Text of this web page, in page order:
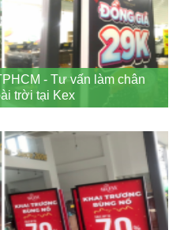
- Tư vấn làm chân
trời tại Kex